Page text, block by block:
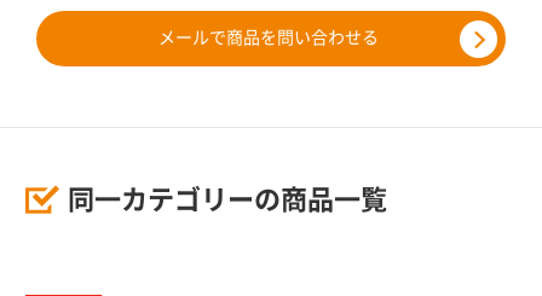
メールで商品を問い合わせる
同一カテゴリーの商品一覧